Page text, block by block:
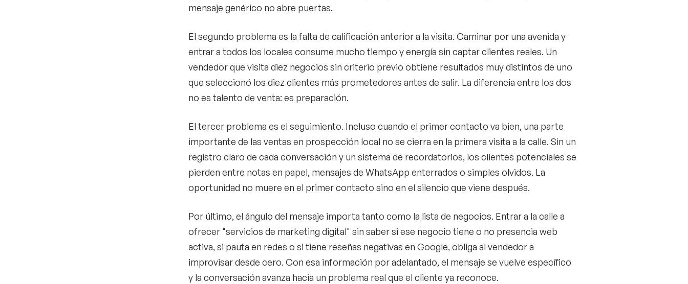
mensaje genérico no abre puertas.
El segundo problema es la falta de calificación anterior a la visita. Caminar por una avenida y
entrar a todos los locales consume mucho tiempo y energía sin captar clientes reales. Un
vendedor que visita diez negocios sin criterio previo obtiene resultados muy distintos de uno
que seleccionó los diez clientes más prometedores antes de salir. La diferencia entre los dos
no es talento de venta: es preparación.
El tercer problema es el seguimiento. Incluso cuando el primer contacto va bien, una parte
importante de las ventas en prospección local no se cierra en la primera visita a la calle. Sin un
registro claro de cada conversación y un sistema de recordatorios, los clientes potenciales se
pierden entre notas en papel, mensajes de WhatsApp enterrados o simples olvidos. La
oportunidad no muere en el primer contacto sino en el silencio que viene después.
Por último, el ángulo del mensaje importa tanto como la lista de negocios. Entrar a la calle a
ofrecer "servicios de marketing digital" sin saber si ese negocio tiene o no presencia web
activa, si pauta en redes o si tiene reseñas negativas en Google, obliga al vendedor a
improvisar desde cero. Con esa información por adelantado, el mensaje se vuelve específico
y la conversación avanza hacia un problema real que el cliente ya reconoce.